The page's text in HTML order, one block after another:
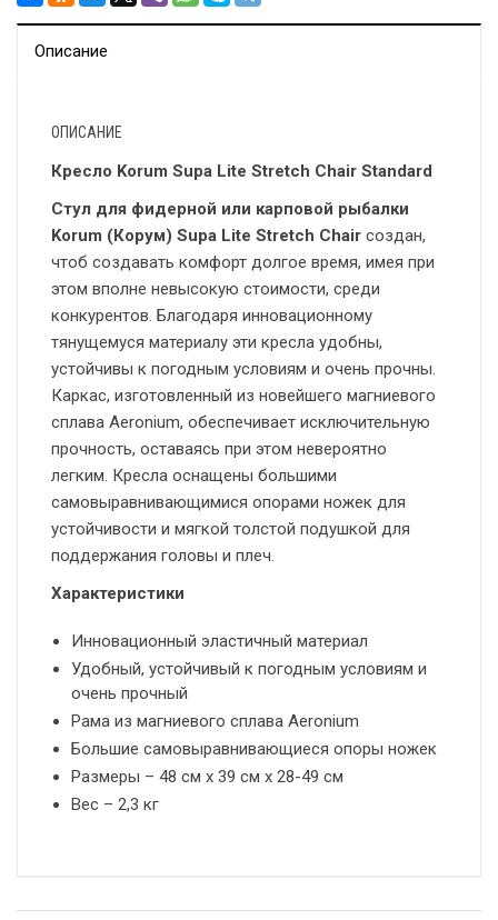
Описание
ОПИСАНИЕ
Кресло Korum Supa Lite Stretch Chair Standard
Стул для фидерной или карповой рыбалки
Korum (Корум) Supa Lite Stretch Chair создан,
чтоб создавать комфорт долгое время, имея при
этом вполне невысокую стоимости, среди
конкурентов. Благодаря инновационному
тянущемуся материалу эти кресла удобны,
устойчивы к погодным условиям и очень прочны.
Каркас, изготовленный из новейшего магниевого
сплава Aeronium, обеспечивает исключительную
прочность, оставаясь при этом невероятно
легким. Кресла оснащены большими
самовыравнивающимися опорами ножек для
устойчивости и мягкой толстой подушкой для
поддержания головы и плеч.
Характеристики
Инновационный эластичный материал
Удобный, устойчивый к погодным условиям и
очень прочный
Рама из магниевого сплава Aeronium
Большие самовыравнивающиеся опоры ножек
Размеры – 48 см x 39 см x 28-49 см
Вес – 2,3 кг